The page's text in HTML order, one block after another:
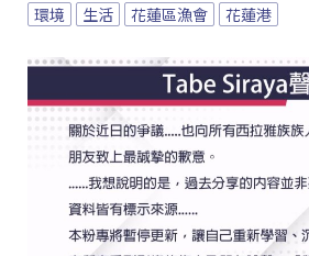
環境 生活 花蓮區漁會 花蓮港